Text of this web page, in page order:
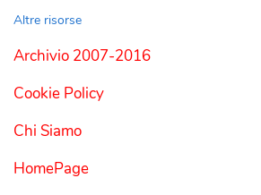
Altre risorse
Archivio 2007-2016
Cookie Policy
Chi Siamo
HomePage